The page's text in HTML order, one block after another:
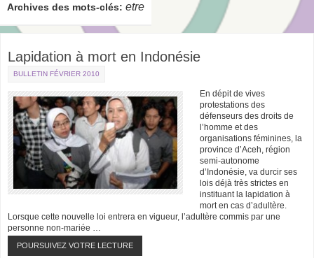
Archives des mots-clés: etre
Lapidation à mort en Indonésie
BULLETIN FÉVRIER 2010
En dépit de vives
protestations des
défenseurs des droits de
l’homme et des
organisations féminines, la
province d’Aceh, région
semi-autonome
d’Indonésie, va durcir ses
lois déjà très strictes en
instituant la lapidation à
mort en cas d’adultère.
Lorsque cette nouvelle loi entrera en vigueur, l’adultère commis par une
personne non-mariée …
POURSUIVEZ VOTRE LECTURE